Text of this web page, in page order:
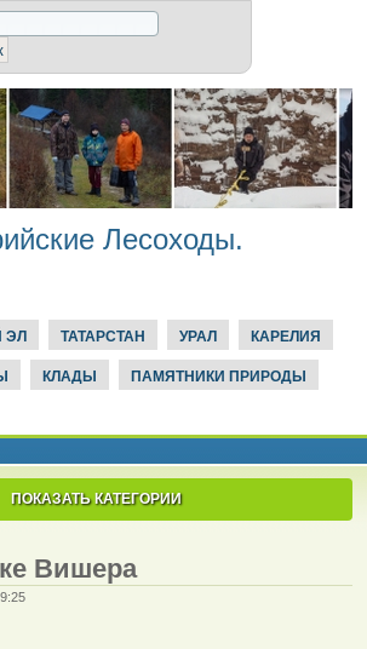
Лесоходы.
ЭЛ ТАТАРСТАН УРАЛ КАРЕЛИЯ
КЛАДЫ ПАМЯТНИКИ ПРИРОДЫ
ПОКАЗАТЬ КАТЕГОРИИ
Вишера